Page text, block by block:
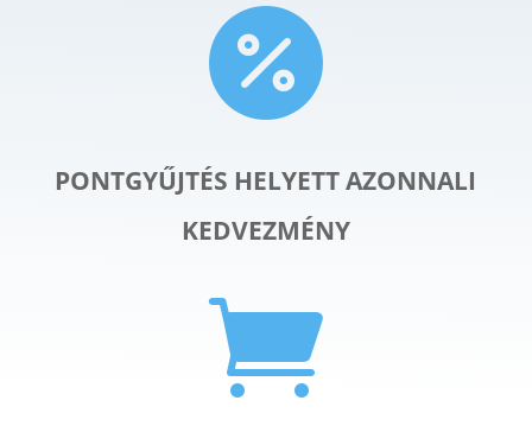

PONTGYŰJTÉS HELYETT AZONNALI
KEDVEZMÉNY
